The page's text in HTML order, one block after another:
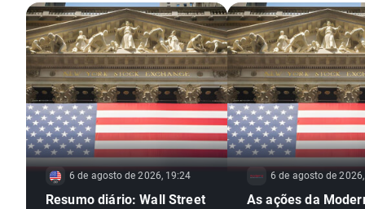
6 de agosto de 2026, 19:24
Resumo diário: Wall Street
6 de agosto de
As ações da